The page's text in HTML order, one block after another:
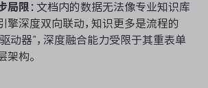
局限 ：文档内的数据无法像专业知识库
擎深度双向联动，知识更多是流程的
动器”，深度融合能力受限于其重表单
架构。